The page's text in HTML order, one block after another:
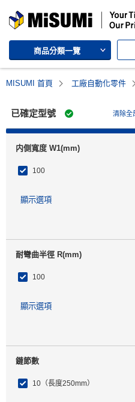
MISUMI | Your Time, Our Priority
商品分類一覽
MISUMI 首頁 工廠自動化零件
已確定型號 清除全
内側寬度 W1(mm)
100
顯示選項
耐彎曲半徑 R(mm)
100
顯示選項
鏈節數
10（長度250mm）